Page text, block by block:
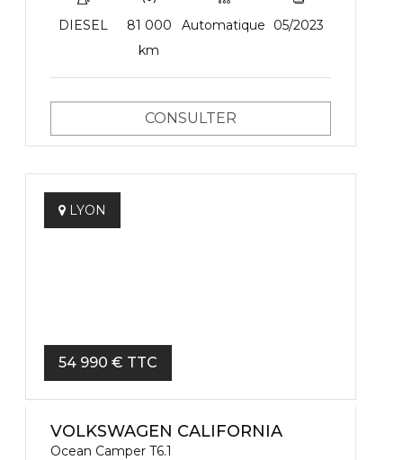
DIESEL
81 000
km
Automatique 05/2023
CONSULTER
LYON
54 990 € TTC
VOLKSWAGEN CALIFORNIA
Ocean Camper T6.1